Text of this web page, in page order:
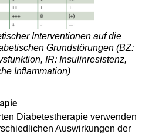
Interventionen auf die
Grundstörungen (BZ:
IR: Insulinresistenz,
Inflammation)
Diabetestherapie verwenden
Auswirkungen der